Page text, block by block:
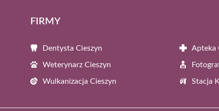
FIRMY
Dentysta Cieszyn Apteka
Weterynarz Cieszyn
Wulkanizacja Cieszyn Stacja